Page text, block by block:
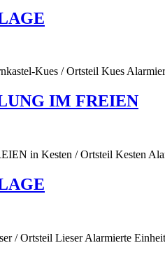
Kues / Ortsteil Kues
IM FREIEN
in Kesten / Ortsteil Kesten
Ortsteil Lieser Alarmierte